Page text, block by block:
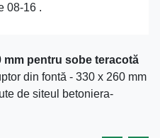
08-16 .
mm pentru sobe teracotă
din fontă - 330 x 260 mm
de siteul betoniera-